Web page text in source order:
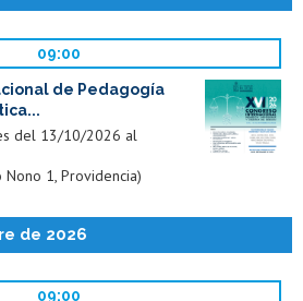
09:00
de Pedagogía
del 13/10/2026 al
1, Providencia)
de 2026
09:00